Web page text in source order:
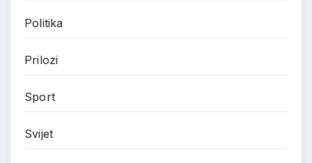
Politika
Prilozi
Sport
Svijet